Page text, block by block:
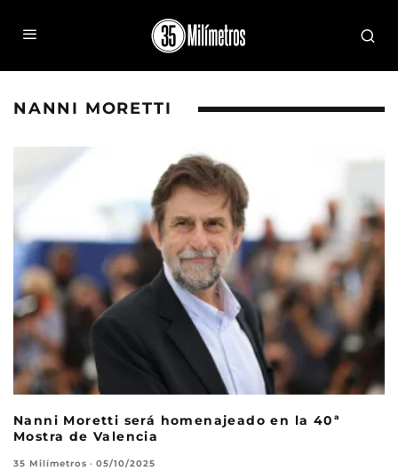
NANNI MORETTI
Nanni Moretti será homenajeado en la 40ª
Mostra de Valencia
35 Milímetros · 05/10/2025